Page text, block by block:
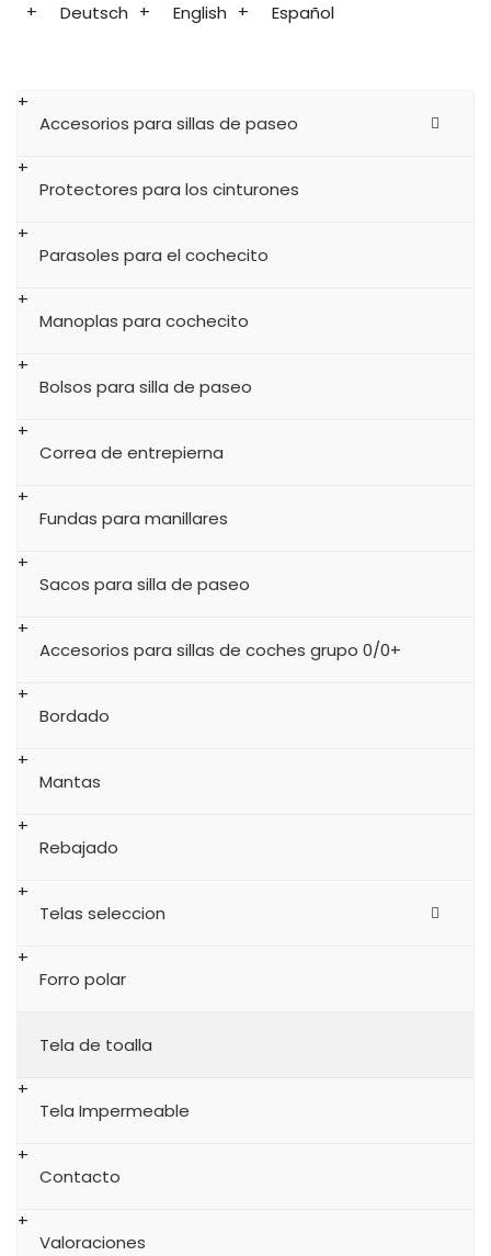
Deutsch English Español
Accesorios para sillas de paseo
Protectores para los cinturones
Parasoles para el cochecito
Manoplas para cochecito
Bolsos para silla de paseo
Correa de entrepierna
Fundas para manillares
Sacos para silla de paseo
Accesorios para sillas de coches grupo 0/0+
Bordado
Mantas
Rebajado
Telas seleccion
Forro polar
Tela de toalla
Tela Impermeable
Contacto
Valoraciones